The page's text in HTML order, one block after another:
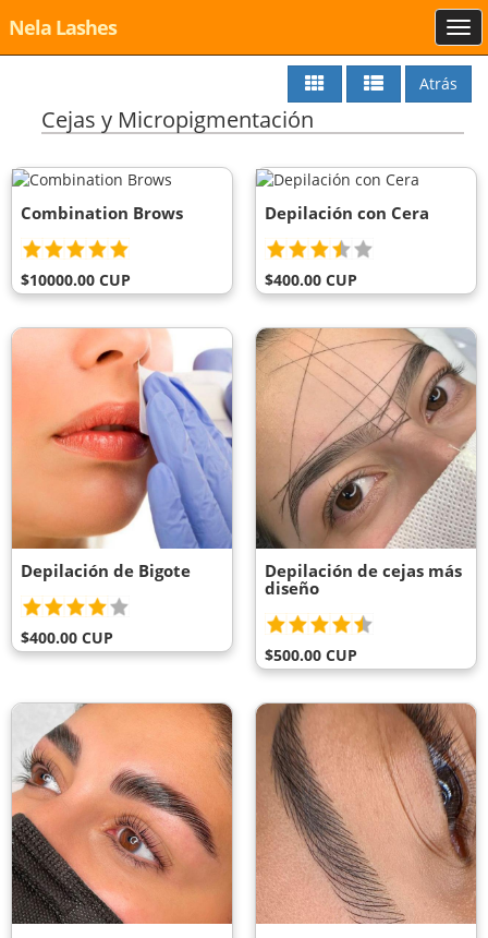
Nela Lashes
Atrás
Cejas y Micropigmentación
Combination Brows
$10000.00 CUP
Depilación con Cera
$400.00 CUP
Depilación de Bigote
$400.00 CUP
Depilación de cejas más
diseño
$500.00 CUP